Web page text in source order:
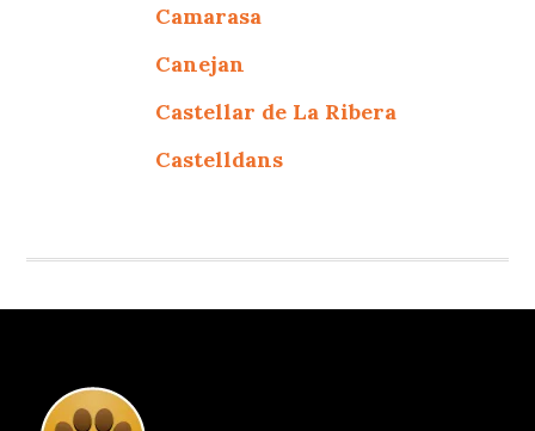
Camarasa
Canejan
Castellar de La Ribera
Castelldans